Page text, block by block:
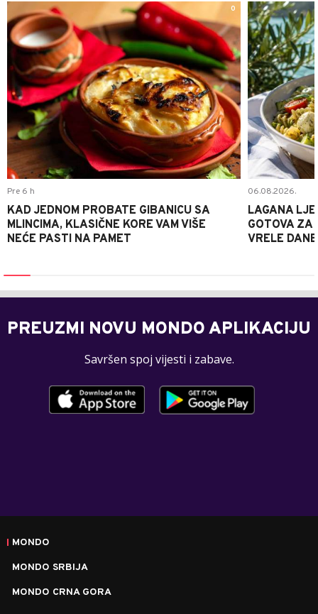
0
Pre 6 h
KAD JEDNOM PROBATE GIBANICU SA
MLINCIMA, KLASIČNE KORE VAM VIŠE
NEĆE PASTI NA PAMET
06.08.2026.
LAGANA
GOTOVA ZA
VRELE DANE
PREUZMI NOVU MONDO APLIKACIJU
Savršen spoj vijesti i zabave.
MONDO
MONDO SRBIJA
MONDO CRNA GORA